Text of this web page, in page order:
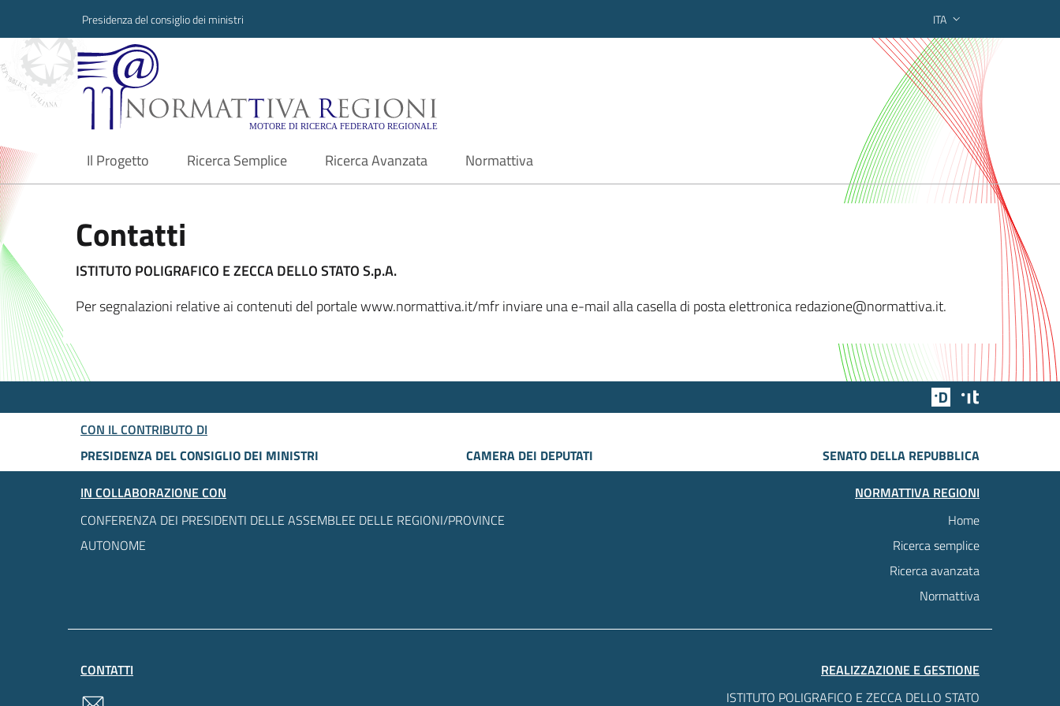
Presidenza del consiglio dei ministri ITA
Normattiva Regioni - Motore di ricerca federato regionale
Il Progetto
current Ricerca Semplice Ricerca Avanzata Normattiva
Contatti
ISTITUTO POLIGRAFICO E ZECCA DELLO STATO S.p.A.
Per segnalazioni relative ai contenuti del portale www.normattiva.it/mfr inviare una e-mail alla casella di posta elettronica redazione@normattiva.it.
Team Digitale
CON IL CONTRIBUTO DI
PRESIDENZA DEL CONSIGLIO DEI MINISTRI
CAMERA DEI DEPUTATI
SENATO DELLA REPUBBLICA
IN COLLABORAZIONE CON
CONFERENZA DEI PRESIDENTI DELLE ASSEMBLEE DELLE REGIONI/PROVINCE
AUTONOME
NORMATTIVA REGIONI
Home
Ricerca semplice
Ricerca avanzata
Normattiva
CONTATTI
REALIZZAZIONE E GESTIONE
ISTITUTO POLIGRAFICO E ZECCA DELLO STATO